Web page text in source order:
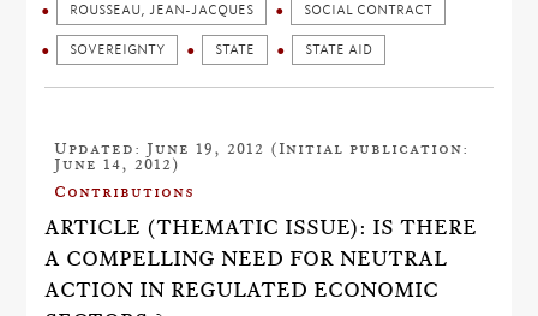
ROUSSEAU, JEAN-JACQUES SOCIAL CONTRACT
SOVEREIGNTY STATE STATE AID
Updated: June 19, 2012 (Initial publication:
June 14, 2012)
Contributions
ARTICLE (THEMATIC ISSUE): IS THERE
A COMPELLING NEED FOR NEUTRAL
ACTION IN REGULATED ECONOMIC